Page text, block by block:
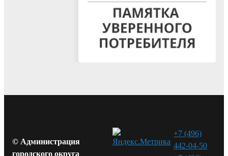
© Администрация
городского округа
+7 (496)
442-04-50